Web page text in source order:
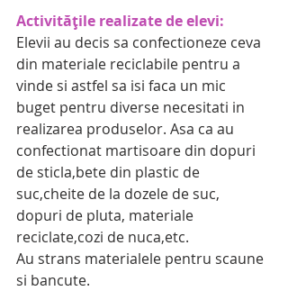
Activitățile realizate de elevi:
Elevii au decis sa confectioneze ceva
din materiale reciclabile pentru a
vinde si astfel sa isi faca un mic
buget pentru diverse necesitati in
realizarea produselor. Asa ca au
confectionat martisoare din dopuri
de sticla,bete din plastic de
suc,cheite de la dozele de suc,
dopuri de pluta, materiale
reciclate,cozi de nuca,etc.
Au strans materialele pentru scaune
si bancute.